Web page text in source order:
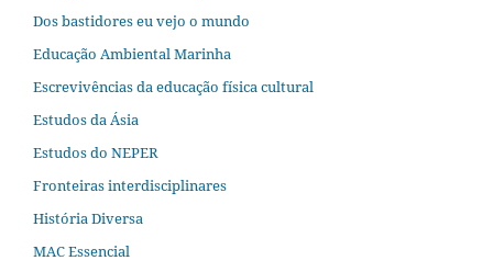
Dos bastidores eu vejo o mundo
Educação Ambiental Marinha
Escrevivências da educação física cultural
Estudos da Ásia​
Estudos do NEPER
Fronteiras interdisciplinares
História Diversa
MAC Essencial